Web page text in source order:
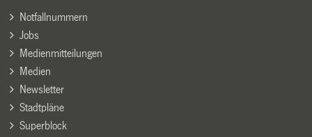
Notfallnummern
Jobs
Medienmitteilungen
Medien
Newsletter
Stadtpläne
Superblock